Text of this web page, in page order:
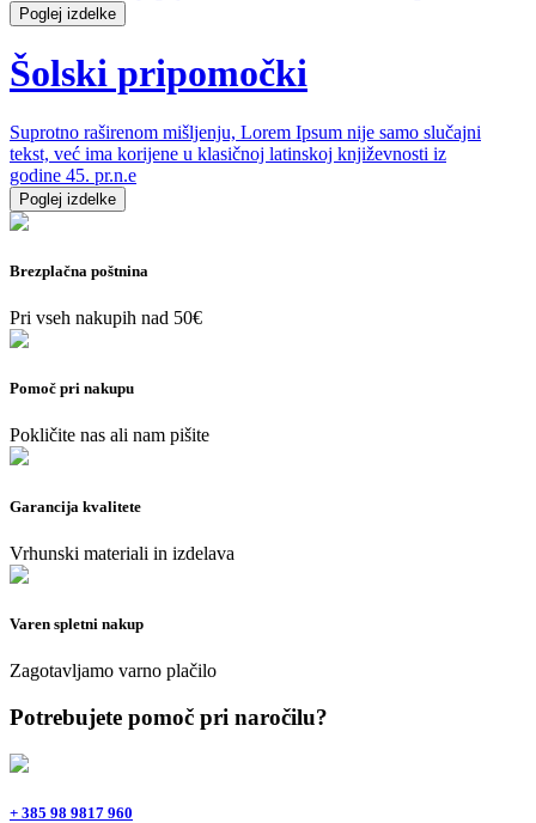
Poglej izdelke
Šolski pripomočki
Suprotno raširenom mišljenju, Lorem Ipsum nije samo slučajni
tekst, već ima korijene u klasičnoj latinskoj književnosti iz
godine 45. pr.n.e
Poglej izdelke
Brezplačna poštnina
Pri vseh nakupih nad 50€
Pomoč pri nakupu
Pokličite nas ali nam pišite
Garancija kvalitete
Vrhunski materiali in izdelava
Varen spletni nakup
Zagotavljamo varno plačilo
Potrebujete pomoč pri naročilu?
+ 385 98 9817 960